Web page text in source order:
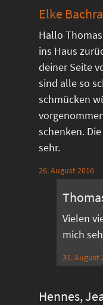
Elke
Hallo
ins Haus
deiner Seite
sind alle so
schmücken
schenken.
sehr.
26. August 2016
Vielen
mich
31. August
Hennes,